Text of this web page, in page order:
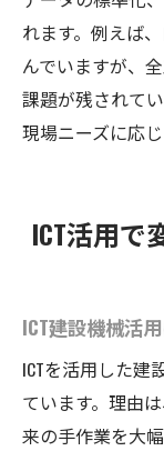
れます。例えば
んでいますが、
課題が残されて
現場ニーズに応
ICT活用で
ICT建設機械活
ICTを活用した建
ています。理由
来の手作業を大